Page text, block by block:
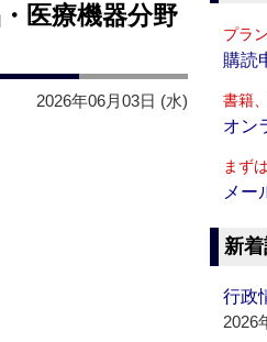
医療機器分野
2026年06月03日 (水)
プラ
購読
書籍
オン
まず
メー
新
行政
2026